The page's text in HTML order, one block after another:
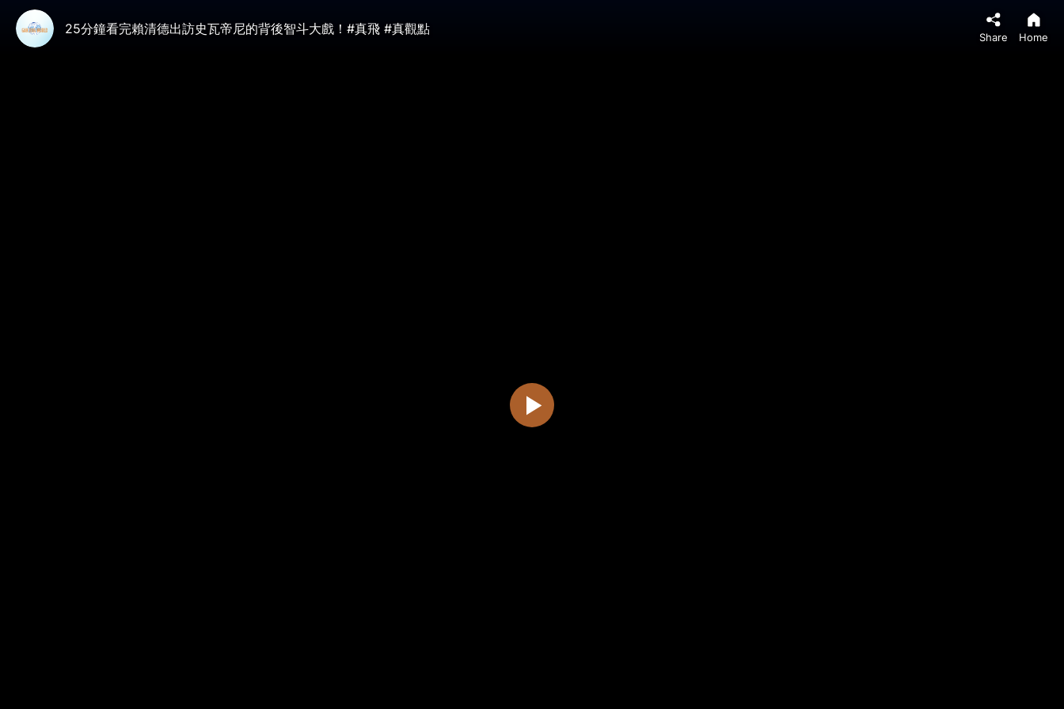
25分鐘看完賴清德出訪史瓦帝尼的背後智斗大戲！#真飛 #真觀點
Share Home